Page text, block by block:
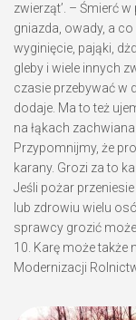
zwierząt’. – Śmierć
gniazda, owady, a
wyginięcie, pająki,
gleby i wiele innych
czasie przebywać w
dodaje. Ma to też
na łąkach
Przypomnijmy, że
karany. Grozi za to
Jeśli pożar
lub zdrowiu wielu
sprawcy grozić
10. Karę może także
Modernizacji